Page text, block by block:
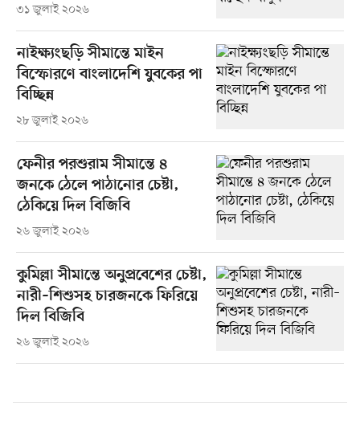
৩১ জুলাই ২০২৬
নাইক্ষ্যংছড়ি সীমান্তে মাইন
বিস্ফোরণে বাংলাদেশি যুবকের পা
বিচ্ছিন্ন
২৮ জুলাই ২০২৬
ফেনীর পরশুরাম সীমান্তে ৪
জনকে ঠেলে পাঠানোর চেষ্টা,
ঠেকিয়ে দিল বিজিবি
২৬ জুলাই ২০২৬
কুমিল্লা সীমান্তে অনুপ্রবেশের চেষ্টা,
নারী–শিশুসহ চারজনকে ফিরিয়ে
দিল বিজিবি
২৬ জুলাই ২০২৬